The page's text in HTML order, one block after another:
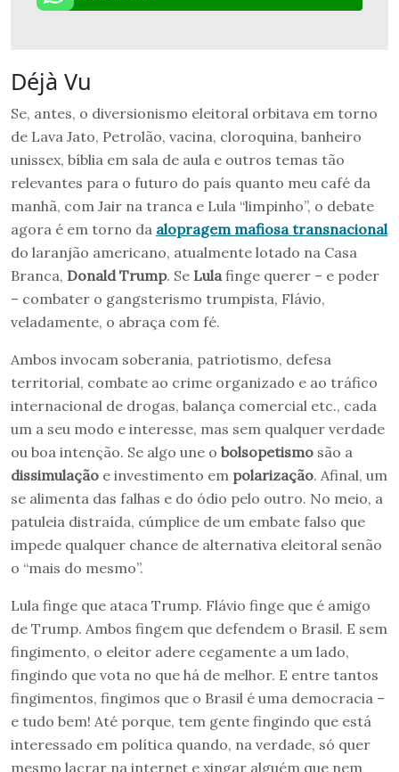
Déjà Vu
Se, antes, o diversionismo eleitoral orbitava em torno
de Lava Jato, Petrolão, vacina, cloroquina, banheiro
unissex, bíblia em sala de aula e outros temas tão
relevantes para o futuro do país quanto meu café da
manhã, com Jair na tranca e Lula “limpinho”, o debate
agora é em torno da alopragem mafiosa transnacional
do laranjão americano, atualmente lotado na Casa
Branca, Donald Trump. Se Lula finge querer – e poder
– combater o gangsterismo trumpista, Flávio,
veladamente, o abraça com fé.
Ambos invocam soberania, patriotismo, defesa
territorial, combate ao crime organizado e ao tráfico
internacional de drogas, balança comercial etc., cada
um a seu modo e interesse, mas sem qualquer verdade
ou boa intenção. Se algo une o bolsopetismo são a
dissimulação e investimento em polarização. Afinal, um
se alimenta das falhas e do ódio pelo outro. No meio, a
patuleia distraída, cúmplice de um embate falso que
impede qualquer chance de alternativa eleitoral senão
o “mais do mesmo”.
Lula finge que ataca Trump. Flávio finge que é amigo
de Trump. Ambos fingem que defendem o Brasil. E sem
fingimento, o eleitor adere cegamente a um lado,
fingindo que vota no que há de melhor. E entre tantos
fingimentos, fingimos que o Brasil é uma democracia –
e tudo bem! Até porque, tem gente fingindo que está
interessado em política quando, na verdade, só quer
mesmo lacrar na internet e xingar alguém que nem